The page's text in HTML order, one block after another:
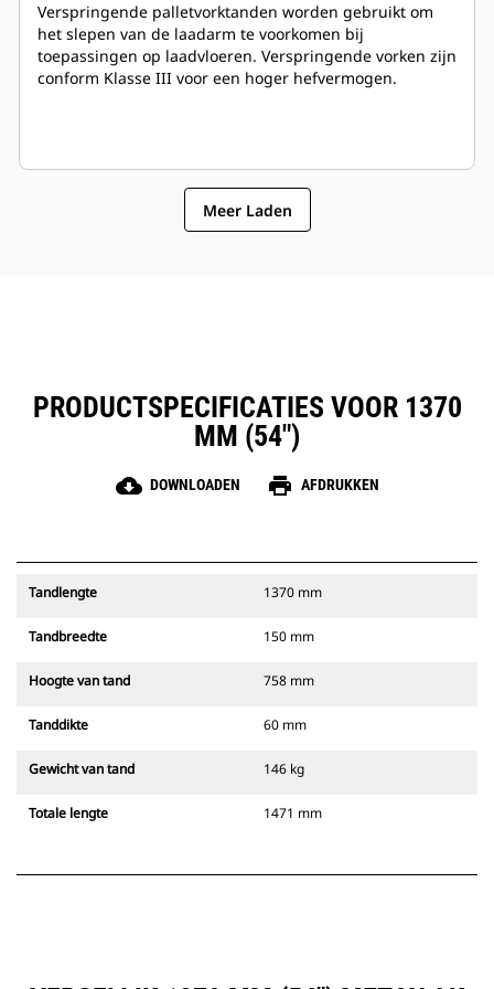
Verspringende palletvorktanden worden gebruikt om
het slepen van de laadarm te voorkomen bij
toepassingen op laadvloeren. Verspringende vorken zijn
conform Klasse III voor een hoger hefvermogen.
Meer Laden
PRODUCTSPECIFICATIES VOOR 1370
MM (54")
cloud_download DOWNLOADEN print AFDRUKKEN
Tandlengte 1370 mm
Tandbreedte 150 mm
Hoogte van tand 758 mm
Tanddikte 60 mm
Gewicht van tand 146 kg
Totale lengte 1471 mm